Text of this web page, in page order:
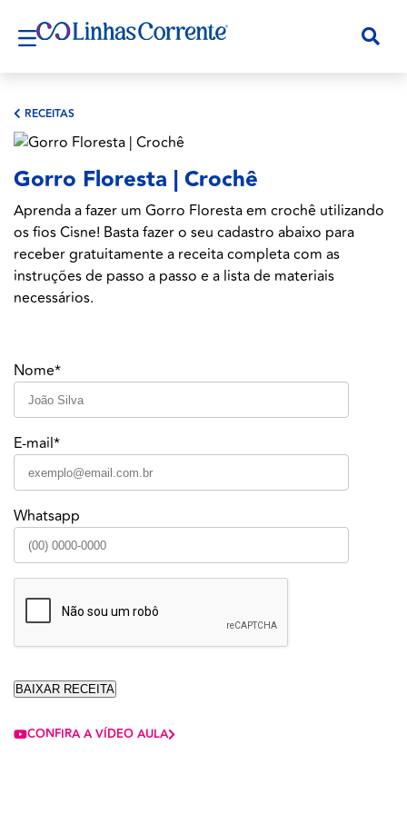
RECEITAS
Gorro Floresta | Crochê
Aprenda a fazer um Gorro Floresta em crochê utilizando
os fios Cisne! Basta fazer o seu cadastro abaixo para
receber gratuitamente a receita completa com as
instruções de passo a passo e a lista de materiais
necessários.
Nome*
E-mail*
Whatsapp
CONFIRA A VÍDEO AULA